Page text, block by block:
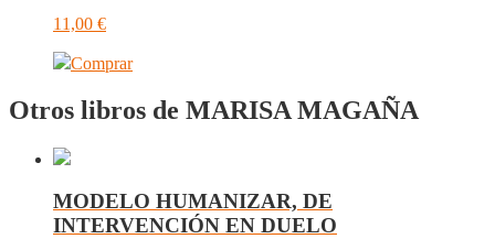
11,00 €
Comprar
Otros libros de MARISA MAGAÑA
MODELO HUMANIZAR, DE
INTERVENCIÓN EN DUELO